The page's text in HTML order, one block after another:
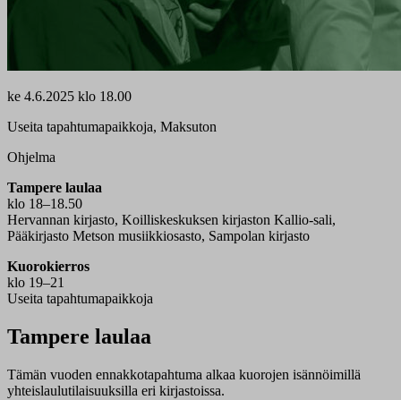
ke 4.6.2025 klo 18.00
Useita tapahtumapaikkoja, Maksuton
Ohjelma
Tampere laulaa
klo 18–18.50
Hervannan kirjasto, Koilliskeskuksen kirjaston Kallio-sali,
Pääkirjasto Metson musiikkiosasto, Sampolan kirjasto
Kuorokierros
klo 19–21
Useita tapahtumapaikkoja
Tampere laulaa
Tämän vuoden ennakkotapahtuma alkaa kuorojen isännöimillä
yhteislaulutilaisuuksilla eri kirjastoissa.